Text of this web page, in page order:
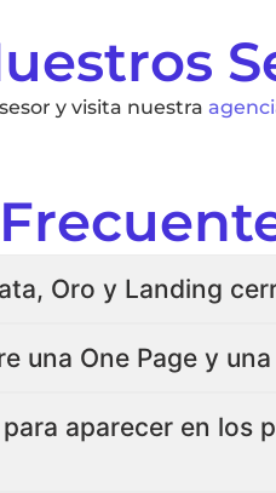
y visita nuestra
Oro y Landing
una One Page y
aparecer en los